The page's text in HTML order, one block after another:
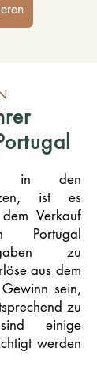
in den
ist es
Verkauf
Portugal
zu
aus dem
sein,
zu
einige
werden